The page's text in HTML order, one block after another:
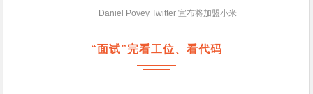
Daniel Povey Twitter 宣布将加盟小米
“面试”完看工位、看代码